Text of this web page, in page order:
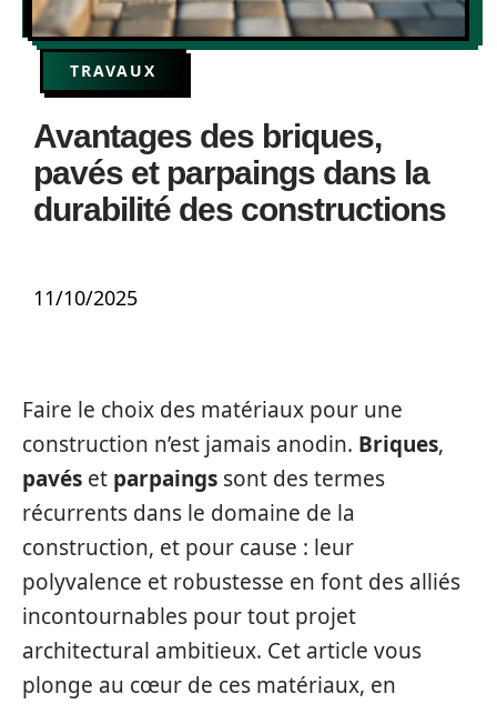
TRAVAUX
Avantages des briques,
pavés et parpaings dans la
durabilité des constructions
11/10/2025
Faire le choix des matériaux pour une
construction n’est jamais anodin. Briques,
pavés et parpaings sont des termes
récurrents dans le domaine de la
construction, et pour cause : leur
polyvalence et robustesse en font des alliés
incontournables pour tout projet
architectural ambitieux. Cet article vous
plonge au cœur de ces matériaux, en